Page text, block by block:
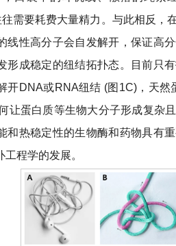
需要耗费大量精力。与此相反，
线性高分子会自发解开，保证高
形成稳定的纽结拓扑态。目前只
开DNA或RNA纽结 (图1C)，天然
让蛋白质等生物大分子形成复杂
和热稳定性的生物酶和药物具有
程学的发展。